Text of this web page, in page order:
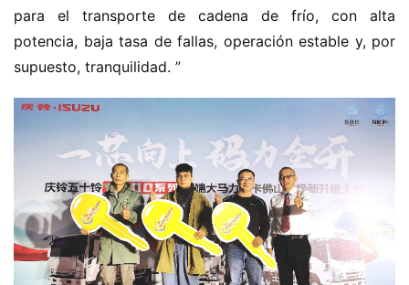
para el transporte de cadena de frío, con alta
potencia, baja tasa de fallas, operación estable y, por
supuesto, tranquilidad. ”